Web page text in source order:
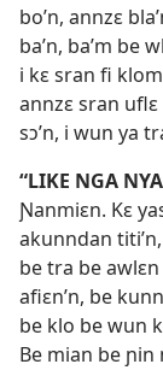
bo’n, annzɛ
ba’n, ba’m be
i kɛ sran fi
annzɛ sran uflɛ
sɔ’n, i wun ya
“LIKE NGA
Ɲanmiɛn. Kɛ
akunndan
be tra be
afiɛn’n, be
be klo be wun
Be mian be ɲin